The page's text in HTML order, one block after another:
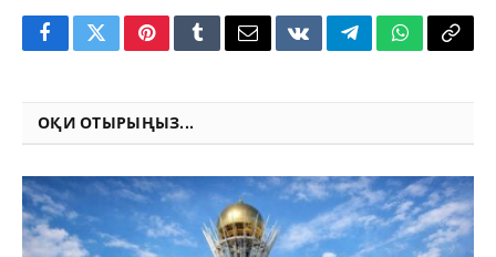
FacebookTwitterPinterestTumblrEmailVKontakteTelegramWhatsApp
Copy
ОҚИ ОТЫРЫҢЫЗ...